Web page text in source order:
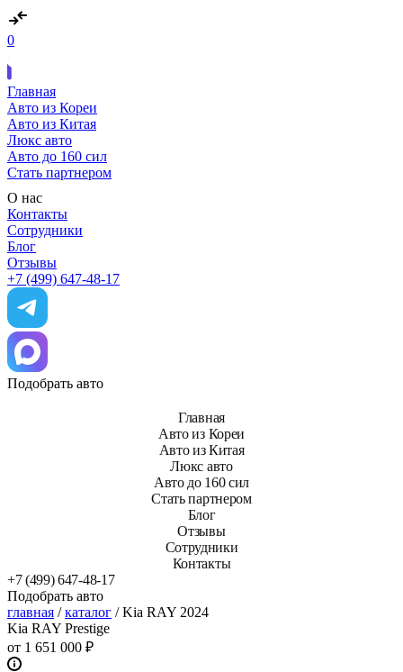
0
Главная
Авто из Кореи
Авто из Китая
Люкс авто
Авто до 160 сил
Стать партнером
О нас
Контакты
Сотрудники
Блог
Отзывы
+7 (499) 647-48-17
Подобрать авто
Главная
Авто из Кореи
Авто из Китая
Люкс авто
Авто до 160 сил
Стать партнером
Блог
Отзывы
Сотрудники
Контакты
+7 (499) 647-48-17
Подобрать авто
главная / каталог / Kia RAY 2024
Kia RAY Prestige
от 1 651 000 ₽